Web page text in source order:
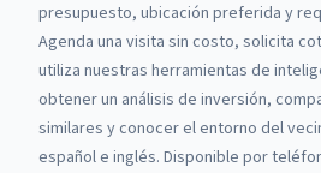
presupuesto, ubicación preferida y
Agenda una visita sin costo, solicita
utiliza nuestras herramientas de
obtener un análisis de inversión,
similares y conocer el entorno del
español e inglés. Disponible por